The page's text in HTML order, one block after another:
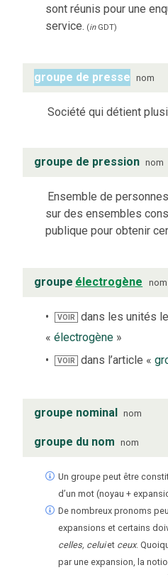
sont réunis pour une
service. (inGDT)
groupe de presse nom
Société qui détient
groupe de pression nom
Ensemble de
sur des ensembles
publique pour obtenir
groupe électrogène nom
VOIR
dans les unités
« électrogène »
VOIR dans l’article «
groupe nominal nom
groupe du nom nom
Un groupe peut être
d’un mot (noyau +
De nombreux pronoms
expansions et certains
celles, celuiet ceux.
par une expansion, la